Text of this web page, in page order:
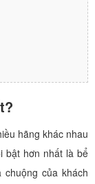
hãng khác nhau
bật hơn nhất là bể
của khách